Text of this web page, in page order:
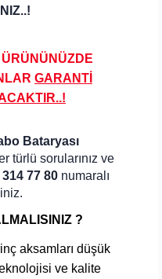
GARANTİ
CAKTIR..!
Bataryası
türlü sorularınız ve
77 80 numaralı
?
aksamları düşük
ve kalite